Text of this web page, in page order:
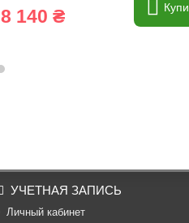
8 140 ₴
УЧЕТНАЯ ЗАПИСЬ
Личный кабинет